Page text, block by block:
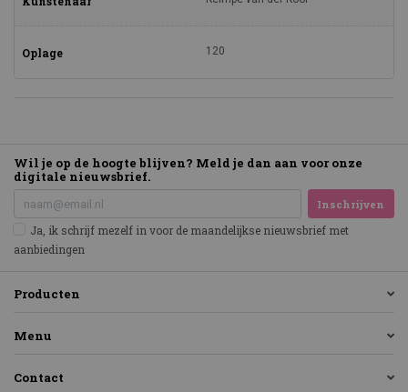
Oplage 120
Wil je op de hoogte blijven? Meld je dan aan voor onze
digitale nieuwsbrief.
Inschrijven
Ja, ik schrijf mezelf in voor de maandelijkse nieuwsbrief met
aanbiedingen
Producten
Menu
Contact